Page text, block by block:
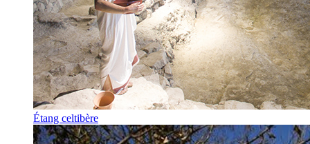
Étang celtibère